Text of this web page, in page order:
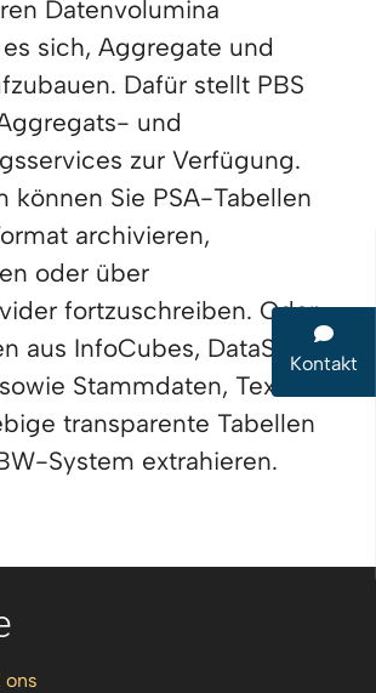
Datenvolumina
sich, Aggregate und
Dafür stellt PBS
und
zur Verfügung.
können Sie PSA-Tabellen
archivieren,
oder über
fortzuschreiben. Oder
aus InfoCubes, DataStore
Stammdaten, Texte
transparente Tabellen
System extrahieren.
Kontakt
ons